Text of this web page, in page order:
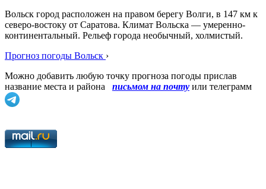
Вольск город расположен на правом берегу Волги, в 147 км к
северо-востоку от Саратова. Климат Вольска — умеренно-
континентальный. Рельеф города необычный, холмистый.
Прогноз погоды Вольск ›
Можно добавить любую точку прогноза погоды прислав
название места и района
письмом на почту или телеграмм